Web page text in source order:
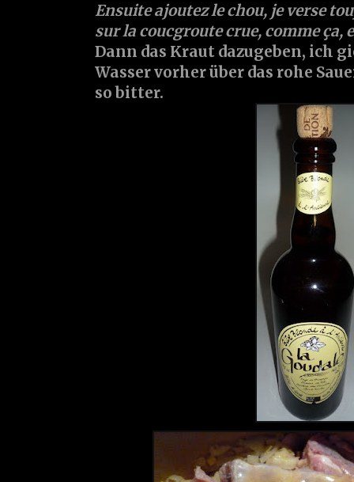
Ensuite ajoutez le chou, je verse
sur la coucgroute crue, comme ça,
Dann das Kraut dazugeben, ich
Wasser vorher über das rohe
so bitter.